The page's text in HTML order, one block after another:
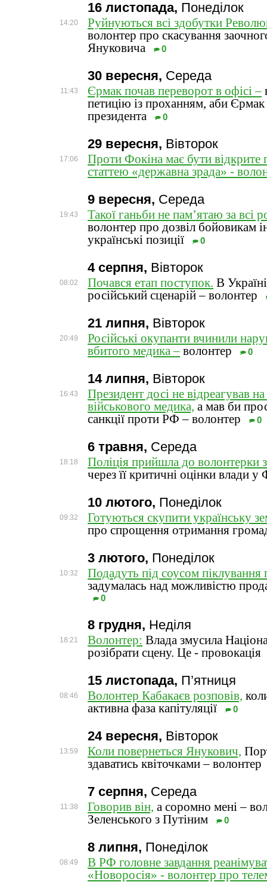
16 листопада, Понеділок
14:20
Руйнуються всі здобутки
волонтер про скасування
Януковича
0
30 вересня, Середа
11:43 Єрмак почав переворот в офісі –
петицію із проханням, аби
президента
0
29 вересня, Вівторок
17:06
Проти Фокіна має бути відкрите
статтею «державна зрада» -
9 вересня, Середа
19:43
Такої ганьби не пам’ятаю за всі
волонтер про дозвіл бойовикам
українські позиції
0
4 серпня, Вівторок
08:02 Почався етап поступок. В
російський сценарій – волонтер
21 липня, Вівторок
20:49
Російські окупанти вчинили
вбитого медика – волонтер 0
14 липня, Вівторок
16:43
Президент досі не відреагував
військового медика, а мав би
санкції проти РФ – волонтер
0
6 травня, Середа
18:18
Поліція прийшла до волонтерки
через її критичні оцінки влади
10 лютого, Понеділок
09:32
Готуються скупити українську
про спрощення отримання
3 лютого, Понеділок
10:32
Подадуть під соусом
задумалась над можливістю
0
8 грудня, Неділя
18:21 Волонтер: Влада змусила
розібрати сцену. Це - провокація
15 листопада, П’ятниця
08:46 Волонтер Кабакаєв розповів,
активна фаза капітуляції
0
24 вересня, Вівторок
13:59 Коли повернеться Янукович,
здаватись квіточками – волонтер
7 серпня, Середа
11:38 Говорив він, а соромно мені –
Зеленського з Путіним
0
8 липня, Понеділок
08:49
В РФ головне завдання
«Новоросія» - волонтер про